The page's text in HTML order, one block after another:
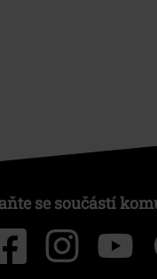
se součástí